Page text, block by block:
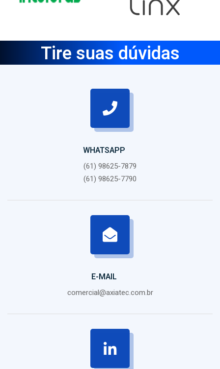
Tire suas dúvidas
WHATSAPP
(61) 98625-7879
(61) 98625-7790
E-MAIL
comercial@axiatec.com.br